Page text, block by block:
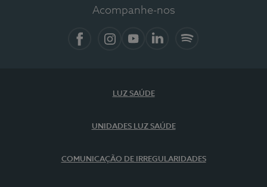
Acompanhe-nos
LUZ SAÚDE
UNIDADES LUZ SAÚDE
COMUNICAÇÃO DE IRREGULARIDADES